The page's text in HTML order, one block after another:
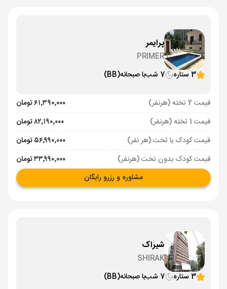
پرایمر
PRIMER
3 ستاره
7 شب با صبحانه(BB)
قیمت 2 تخته (هرنفر)
۶۱٬۳۹۰٬۰۰۰ تومان
قیمت 1 تخته (هرنفر)
۸۲٬۱۹۰٬۰۰۰ تومان
قیمت کودک با تخت (هر نفر)
۵۶٬۹۹۰٬۰۰۰ تومان
قیمت کودک بدون تخت (هرنفر)
۳۳٬۹۹۰٬۰۰۰ تومان
مشاوره و رزرو رایگان
شیراک
SHIRAK
3 ستاره
7 شب با صبحانه(BB)